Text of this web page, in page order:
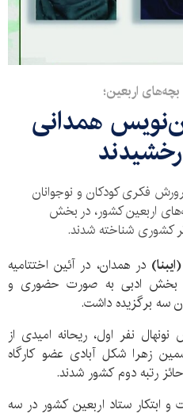
اربعین؛
همدانی
فکری کودکان و نوجوانان
اربعین کشور، در بخش
کشوری شناخته شدند.
در همدان، در آئین اختتامیه
بخش ادبی به صورت حضوری و
سه برگزیده داشت.
نفر اول، ریحانه امیدی از
زهرا شکل آبادی عضو کارگاه
و ابتکار ستاد اربعین کشور در سه